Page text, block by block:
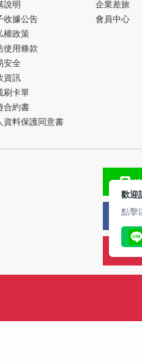
說明
收據公告
權政策
使用條款
安全
資訊
刷卡單
合約書
資料保護同意書
企業差旅
會員中心
歡迎
點擊